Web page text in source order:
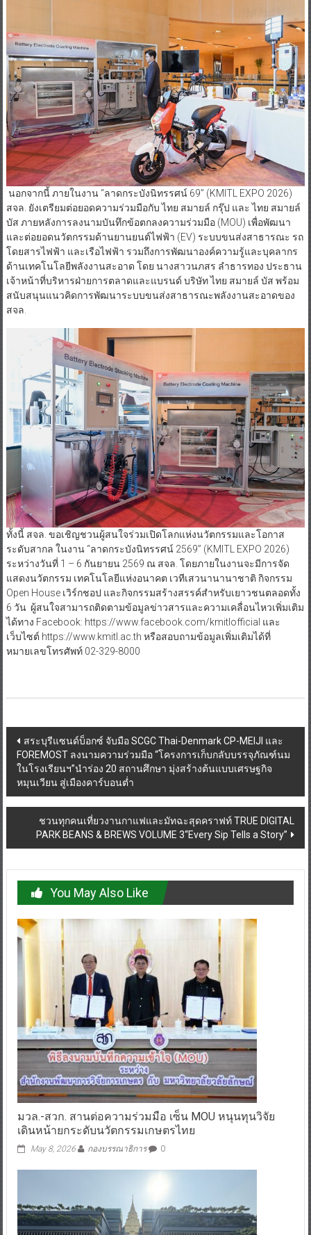
นอกจากนี้ ภายในงาน “ลาดกระบังนิทรรศน์ 69” (KMITL EXPO 2026)
สจล. ยังเตรียมต่อยอดความร่วมมือกับ ไทย สมายล์ กรุ๊ป และ ไทย สมายล์
บัส ภายหลังการลงนามบันทึกข้อตกลงความร่วมมือ (MOU) เพื่อพัฒนา
และต่อยอดนวัตกรรมด้านยานยนต์ไฟฟ้า (EV) ระบบขนส่งสาธารณะ รถ
โดยสารไฟฟ้า และเรือไฟฟ้า รวมถึงการพัฒนาองค์ความรู้และบุคลากร
ด้านเทคโนโลยีพลังงานสะอาด โดย นางสาวนภสร ลำธารทอง ประธาน
เจ้าหน้าที่บริหารฝ่ายการตลาดและแบรนด์ บริษัท ไทย สมายล์ บัส พร้อม
สนับสนุนแนวคิดการพัฒนาระบบขนส่งสาธารณะพลังงานสะอาดของ
สจล.
ทั้งนี้ สจล. ขอเชิญชวนผู้สนใจร่วมเปิดโลกแห่งนวัตกรรมและโอกาส
ระดับสากล ในงาน “ลาดกระบังนิทรรศน์ 2569” (KMITL EXPO 2026)
ระหว่างวันที่ 1 – 6 กันยายน 2569 ณ สจล. โดยภายในงานจะมีการจัด
แสดงนวัตกรรม เทคโนโลยีแห่งอนาคต เวทีเสวนานานาชาติ กิจกรรม
Open House เวิร์กชอป และกิจกรรมสร้างสรรค์สำหรับเยาวชนตลอดทั้ง
6 วัน ผู้สนใจสามารถติดตามข้อมูลข่าวสารและความเคลื่อนไหวเพิ่มเติม
ได้ทาง Facebook: https://www.facebook.com/kmitlofficial และ
เว็บไซต์ https://www.kmitl.ac.th หรือสอบถามข้อมูลเพิ่มเติมได้ที่
หมายเลขโทรศัพท์ 02-329-8000
Post
navigation
สระบุรีแซนด์บ็อกซ์ จับมือ SCGC Thai-Denmark CP-MEIJI และ
FOREMOST ลงนามความร่วมมือ “โครงการเก็บกลับบรรจุภัณฑ์นม
ในโรงเรียนฯ”นำร่อง 20 สถานศึกษา มุ่งสร้างต้นแบบเศรษฐกิจ
หมุนเวียน สู่เมืองคาร์บอนต่ำ
ชวนทุกคนเที่ยวงานกาแฟและมัทฉะสุดคราฟท์ TRUE DIGITAL
PARK BEANS & BREWS VOLUME 3“Every Sip Tells a Story”
You May Also Like
มวล.-สวก. สานต่อความร่วมมือ เซ็น MOU หนุนทุนวิจัย
เดินหน้ายกระดับนวัตกรรมเกษตรไทย
May 8, 2026 กองบรรณาธิการ 0